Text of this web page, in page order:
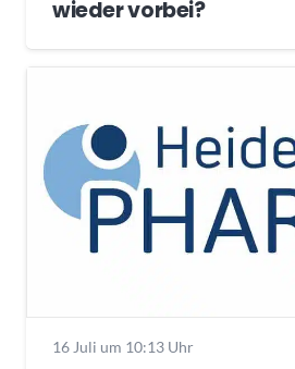
wieder vorbei?
16 Juli um 10:13 Uhr